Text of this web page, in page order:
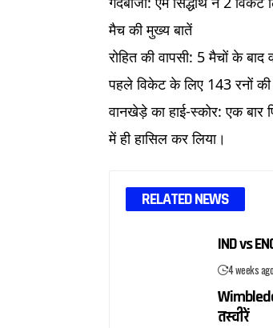
मैच की मुख्य बातें
रोहित की वापसी: 5 मैचों के
पहले विकेट के लिए 143 रनों की
वानखेड़े का हाई-स्कोर: एक
में ही हासिल कर लिया।
RELATED NEWS
IND vs
4 weeks ago
तस्वीरें